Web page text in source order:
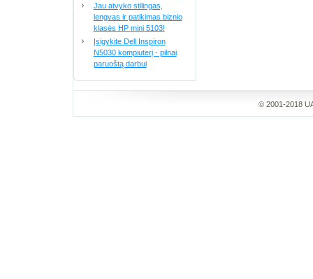
Jau atvyko stilingas,
lengvas ir patikimas biznio
klasės HP mini 5103!
Įsigykite Dell Inspiron
N5030 kompiuterį - pilnai
paruoštą darbui
© 2001-2018